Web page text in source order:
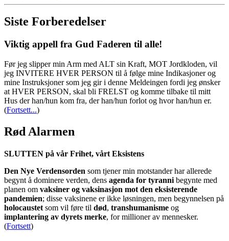
Siste Forberedelser
Viktig appell fra Gud Faderen til alle!
Før jeg slipper min Arm med ALT sin Kraft, MOT Jordkloden, vil
jeg INVITERE HVER PERSON til å følge mine Indikasjoner og
mine Instruksjoner som jeg gir i denne Meldeingen fordi jeg ønsker
at HVER PERSON, skal bli FRELST og komme tilbake til mitt
Hus der han/hun kom fra, der han/hun forlot og hvor han/hun er.
(Fortsett...)
Rød Alarmen
SLUTTEN på vår Frihet, vårt Eksistens
Den Nye Verdensorden som tjener min motstander har allerede
begynt å dominere verden, dens agenda for tyranni begynte med
planen om vaksiner og vaksinasjon mot den eksisterende
pandemien; disse vaksinene er ikke løsningen, men begynnelsen på
holocaustet som vil føre til død, transhumanisme og
implantering av dyrets merke, for millioner av mennesker.
(Fortsett)